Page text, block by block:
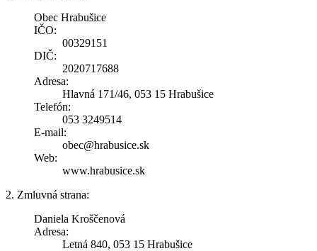
Obec Hrabušice
IČO:
00329151
DIČ:
2020717688
Adresa:
Hlavná 171/46, 053 15 Hrabušice
Telefón:
053 3249514
E-mail:
obec@hrabusice.sk
Web:
www.hrabusice.sk
2. Zmluvná strana:
Daniela Kroščenová
Adresa:
Letná 840, 053 15 Hrabušice